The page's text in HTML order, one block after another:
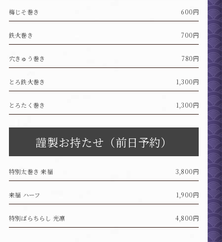
梅じそ巻き 600円
鉄火巻き 700円
穴きゅう巻き 780円
とろ鉄火巻き 1,300円
とろたく巻き 1,300円
謹製お持たせ（前日予約）
特別太巻き 来福 3,800円
来福 ハーフ 1,900円
特別ばらちらし 光凛 4,800円